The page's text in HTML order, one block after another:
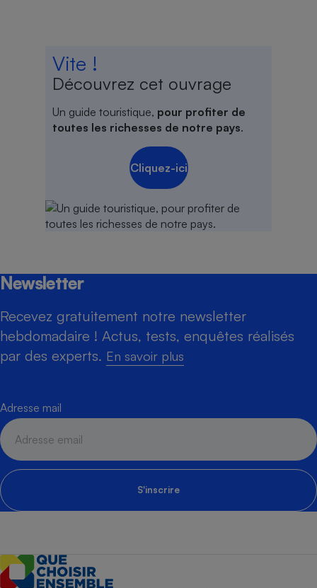
Vite !
Découvrez cet ouvrage
Un guide touristique, pour profiter de
toutes les richesses de notre pays.
Cliquez-ici
Newsletter
Recevez gratuitement notre newsletter
hebdomadaire ! Actus, tests, enquêtes réalisés
par des experts. En savoir plus
Adresse mail
S'inscrire